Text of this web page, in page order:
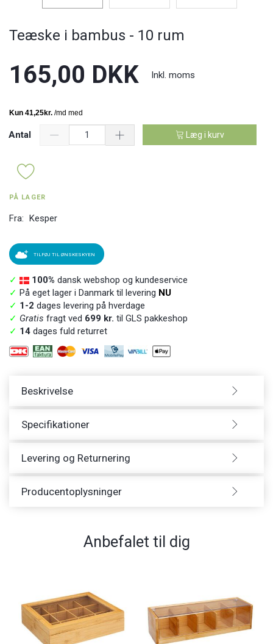
Teæske i bambus - 10 rum
165,00 DKK Inkl. moms
Antal Læg i kurv
PÅ LAGER
Fra: Kesper
TILFØJ TIL ØNSKESKYEN
✓ 100% dansk webshop og kundeservice
✓ På eget lager i Danmark til levering NU
✓ 1-2 dages levering på hverdage
✓ Gratis fragt ved 699 kr. til GLS pakkeshop
✓ 14 dages fuld returret
Beskrivelse
Specifikationer
Levering og Returnering
Producentoplysninger
Anbefalet til dig